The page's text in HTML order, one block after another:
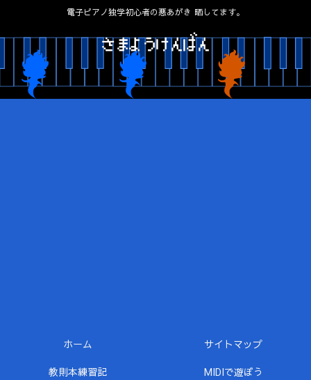
電子ピアノ独学初心者の悪あがき 晒してます。
ホーム
サイトマップ
教則本練習記
MIDIで遊ぼう